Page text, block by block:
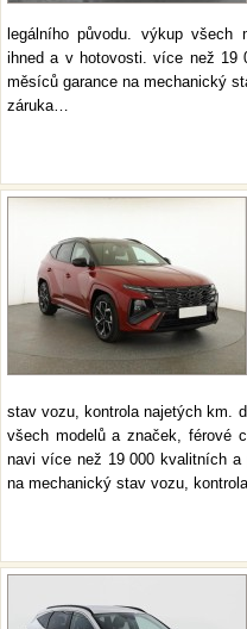
legálního původu. výkup všech
ihned a v hotovosti. více než 19
měsíců garance na mechanický
záruka…
stav vozu, kontrola najetých km.
všech modelů a značek, férové
navi více než 19 000 kvalitních a
na mechanický stav vozu,